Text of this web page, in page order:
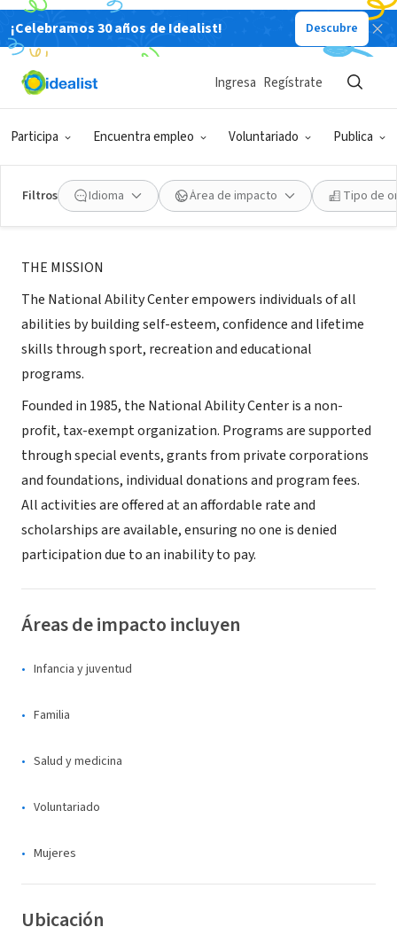
¡Celebramos 30 años de Idealist! Descubre
Participa Encuentra empleo Voluntariado Publica
Ingresa Regístrate
Filtros Idioma Área de impacto Tipo de
ORGANIZACIÓN SIN FIN DE LUCRO
National Ability Center
Acerca de
THE MISSION
The National Ability Center empowers individuals of all
abilities by building self-esteem, confidence and lifetime
skills through sport, recreation and educational
programs.
Founded in 1985, the National Ability Center is a non-
profit, tax-exempt organization. Programs are supported
through special events, grants from private corporations
and foundations, individual donations and program fees.
All activities are offered at an affordable rate and
scholarships are available, ensuring no one is denied
participation due to an inability to pay.
Áreas de impacto incluyen
Infancia y juventud
Familia
Salud y medicina
Voluntariado
Mujeres
Ubicación